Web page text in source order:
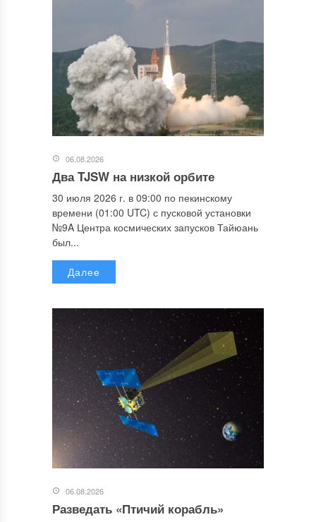
06.08.2026
Два TJSW на низкой орбите
30 июля 2026 г. в 09:00 по пекинскому
времени (01:00 UTC) с пусковой установки
№9A Центра космических запусков Тайюань
был...
Далее
06.08.2026
Разведать «Птичий корабль»